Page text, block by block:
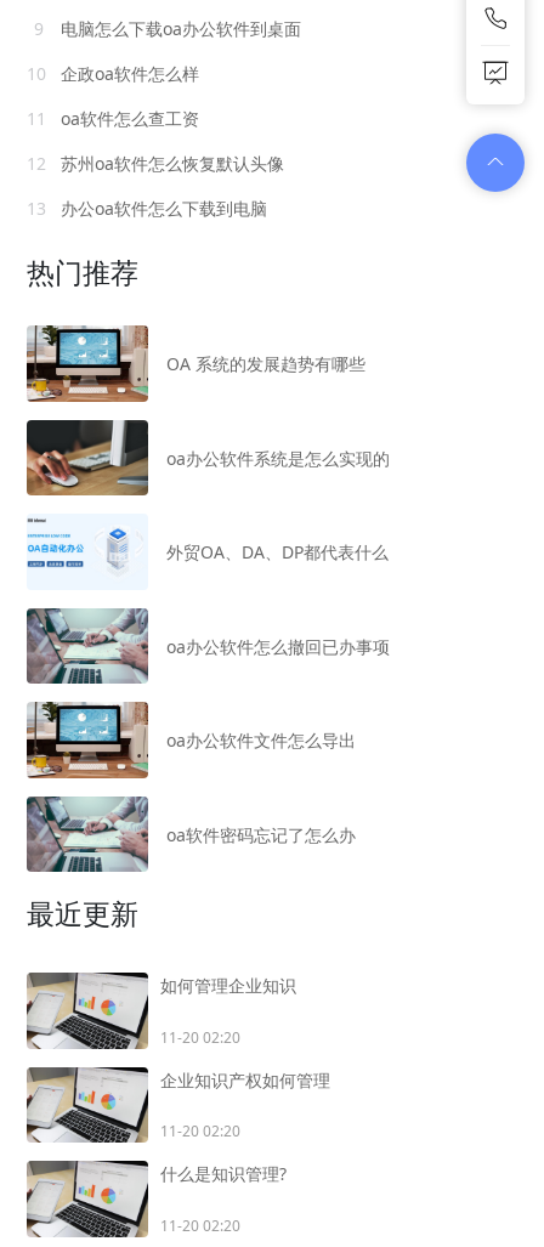
9
电脑怎么下载oa办公软件到桌面
10
企政oa软件怎么样
11
oa软件怎么查工资
12
苏州oa软件怎么恢复默认头像
13
办公oa软件怎么下载到电脑
热门推荐
OA 系统的发展趋势有哪些
oa办公软件系统是怎么实现的
外贸OA、DA、DP都代表什么
oa办公软件怎么撤回已办事项
oa办公软件文件怎么导出
oa软件密码忘记了怎么办
最近更新
如何管理企业知识
11-20 02:20
企业知识产权如何管理
11-20 02:20
什么是知识管理?
11-20 02:20